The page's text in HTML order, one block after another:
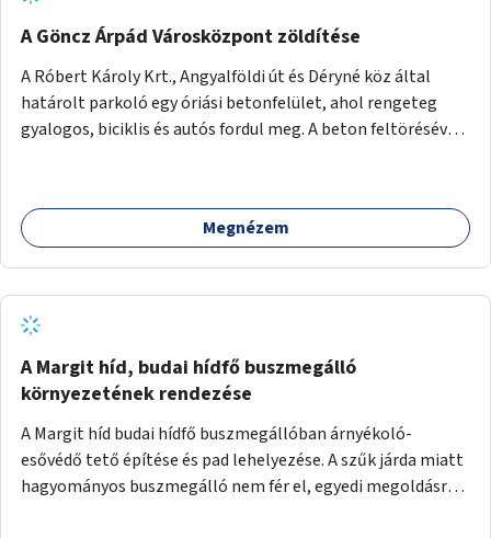
A Göncz Árpád Városközpont zöldítése
A Róbert Károly Krt., Angyalföldi út és Déryné köz által
határolt parkoló egy óriási betonfelület, ahol rengeteg
gyalogos, biciklis és autós fordul meg. A beton feltörésével,
menti járda és a parkoló közé kellene egy zöld sáv,
virágágyásokkal a meglévő fák alá, a lakóépület felőli két
Megnézem
A Margit híd, budai hídfő buszmegálló
környezetének rendezése
A Margit híd budai hídfő buszmegállóban árnyékoló-
esővédő tető építése és pad lehelyezése. A szűk járda miatt
hagyományos buszmegálló nem fér el, egyedi megoldásra